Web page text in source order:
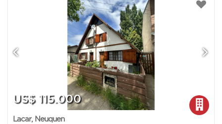
US$ 115.000
Lacar, Neuquen